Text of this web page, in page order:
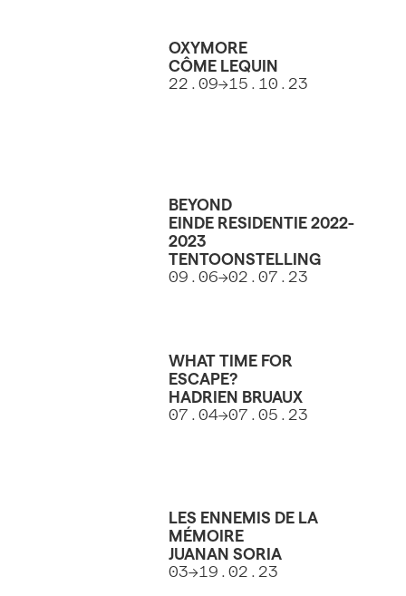
OXYMORE
CÔME LEQUIN
22.09->15.10.23
BEYOND
EINDE RESIDENTIE 2022-
2023
TENTOONSTELLING
09.06->02.07.23
WHAT TIME FOR
ESCAPE?
HADRIEN BRUAUX
07.04->07.05.23
LES ENNEMIS DE LA
MÉMOIRE
JUANAN SORIA
03->19.02.23